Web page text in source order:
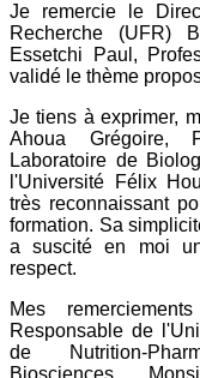
Je remercie le
Recherche (UFR)
Essetchi Paul,
validé le thème
Je tiens à exprimer,
Ahoua Grégoire,
Laboratoire de
l'Université Félix
très reconnaissant
formation. Sa
a suscité en moi
respect.
Mes
Responsable de
de Nutrition-
Biosciences,